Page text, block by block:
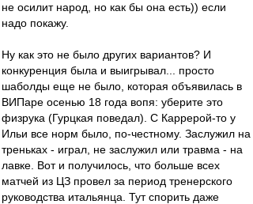
не осилит народ, но как бы она есть)) если
надо покажу.
Ну как это не было других вариантов? И
конкуренция была и выигрывал... просто
шаболды еще не было, которая объявилась в
ВИПаре осенью 18 года вопя: уберите это
физрука (Гурцкая поведал). С Каррерой-то у
Ильи все норм было, по-честному. Заслужил на
треньках - играл, не заслужил или травма - на
лавке. Вот и получилось, что больше всех
матчей из ЦЗ провел за период тренерского
руководства итальянца. Тут спорить даже